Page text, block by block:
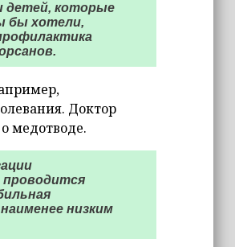
детей, которые
бы хотели,
Доктор
медотводе.
низким